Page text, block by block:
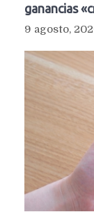
ganancias
9 agosto,